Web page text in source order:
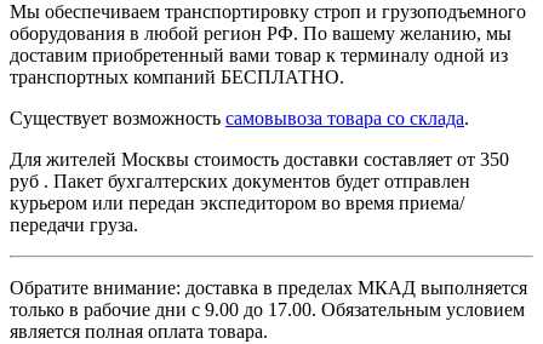
Мы обеспечиваем транспортировку строп и грузоподъемного
оборудования в любой регион РФ. По вашему желанию, мы
доставим приобретенный вами товар к терминалу одной из
транспортных компаний БЕСПЛАТНО.
Существует возможность самовывоза товара со склада.
Для жителей Москвы стоимость доставки составляет от 350
руб . Пакет бухгалтерских документов будет отправлен
курьером или передан экспедитором во время приема/
передачи груза.
Обратите внимание: доставка в пределах МКАД выполняется
только в рабочие дни с 9.00 до 17.00. Обязательным условием
является полная оплата товара.